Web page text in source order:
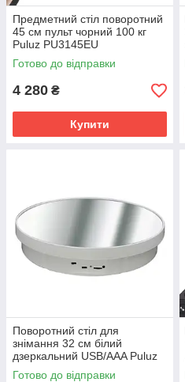
Предметний стіл поворотний
45 см пульт чорний 100 кг
Puluz PU3145EU
Готово до відправки
4 280 ₴
Купити
Поворотний стіл для
знімання 32 см білий
дзеркальний USB/AAA Puluz
TBD0606412201A
Готово до відправки